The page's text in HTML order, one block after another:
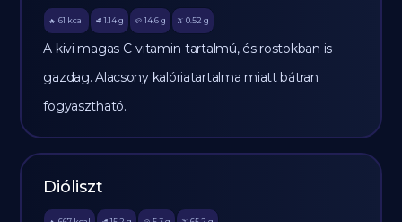
🔥 61 kcal 🥩 1.14 g 🥔 14.6g 🫒 0.52 g
A kivi magas C-vitamin-tartalmú, és rostokban is
gazdag. Alacsony kalóriatartalma miatt bátran
fogyasztható.
Dióliszt